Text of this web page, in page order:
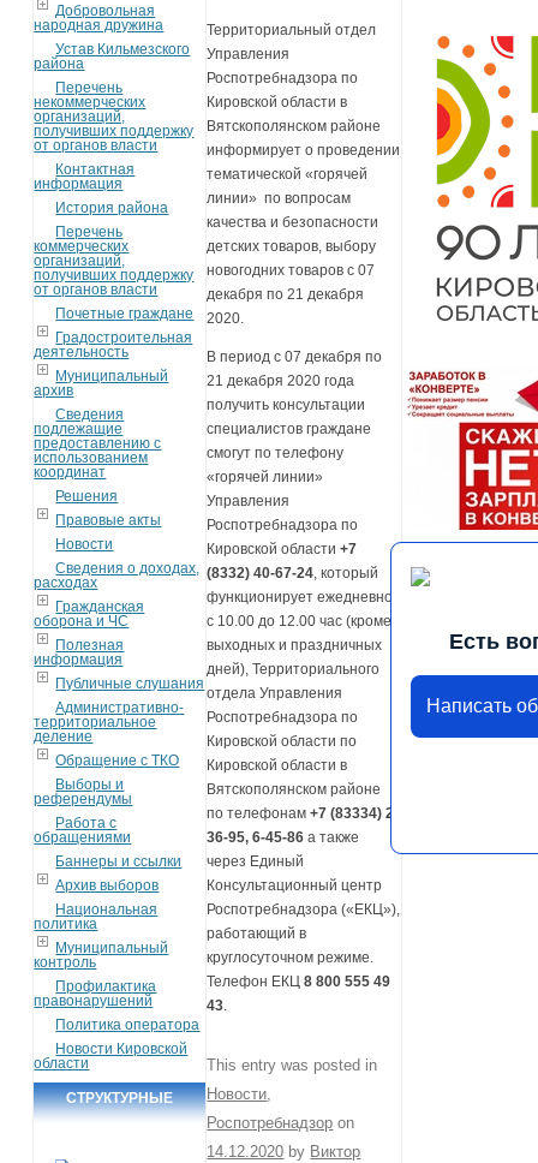
Добровольная
народная дружина
Устав Кильмезского
района
Перечень
некоммерческих
организаций,
получивших поддержку
от органов власти
Контактная
информация
История района
Перечень
коммерческих
организаций,
получивших поддержку
от органов власти
Почетные граждане
Градостроительная
деятельность
Муниципальный
архив
Сведения
подлежащие
предоставлению с
использованием
координат
Решения
Правовые акты
Новости
Сведения о доходах,
расходах
Гражданская
оборона и ЧС
Полезная
информация
Публичные слушания
Административно-
территориальное
деление
Обращение с ТКО
Выборы и
референдумы
Работа с
обращениями
Баннеры и ссылки
Архив выборов
Национальная
политика
Муниципальный
контроль
Профилактика
правонарушений
Политика оператора
Новости Кировской
области
СТРУКТУРНЫЕ
Территориальный отдел
Управления
Роспотребнадзора по
Кировской области в
Вятскополянском районе
информирует о проведении
тематической «горячей
линии» по вопросам
качества и безопасности
детских товаров, выбору
новогодних товаров с 07
декабря по 21 декабря
2020.
В период с 07 декабря по
21 декабря 2020 года
получить консультации
специалистов граждане
смогут по телефону
«горячей линии»
Управления
Роспотребнадзора по
Кировской области+7
(8332) 40-67-24, который
функционирует ежедневно
с 10.00 до 12.00 час (кроме
выходных и праздничных
дней), Территориального
отдела Управления
Роспотребнадзора по
Кировской области по
Кировской области в
Вятскополянском районе
по телефонам+7 (83334) 2-
36-95, 6-45-86а также
через Единый
Консультационный центр
Роспотребнадзора («ЕКЦ»),
работающий в
круглосуточном режиме.
Телефон ЕКЦ8 800 555 49
43.
This entry was posted in
Новости
Роспотребнадзор on
14.12.2020 by Виктор
Есть
Написать